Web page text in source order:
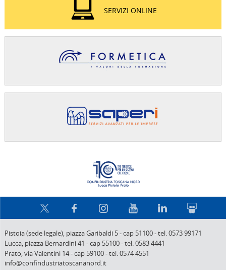
SERVIZI ONLINE
Pistoia (sede legale), piazza Garibaldi 5-cap 51100-tel. 0573 99171
Lucca, piazza Bernardini 41 -cap 55100-tel. 0583 4441
Prato,via Valentini 14-cap 59100-tel. 0574 4551
info@confindustriatoscananord.it